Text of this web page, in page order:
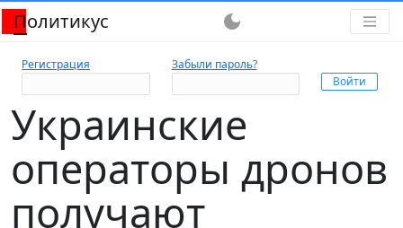
Политикус dark_mode
Регистрация Забыли пароль?
Украинские
операторы дронов
получают